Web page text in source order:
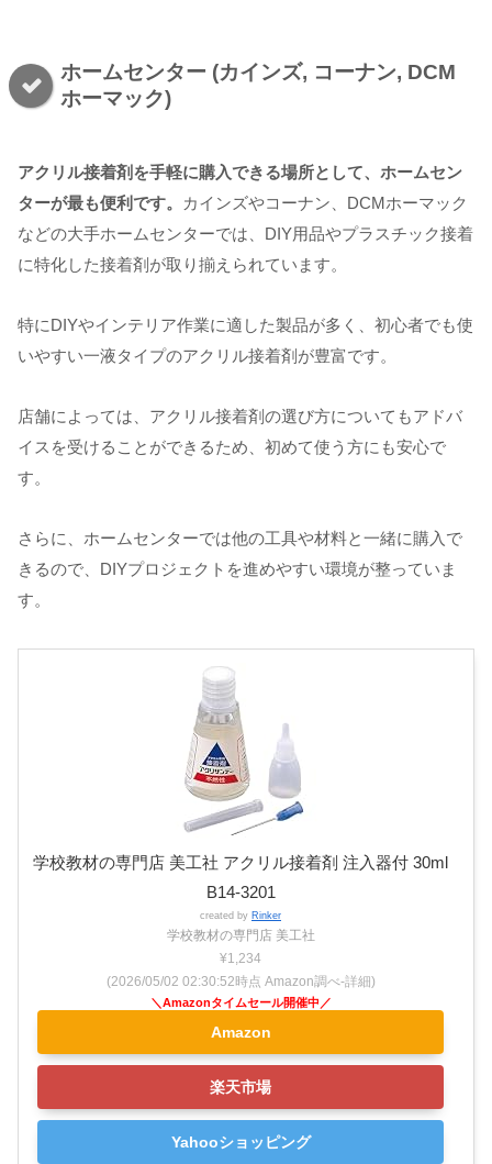
ホームセンター (カインズ, コーナン, DCM
ホーマック)
アクリル接着剤を手軽に購入できる場所として、ホームセン
ターが最も便利です。
カインズやコーナン、DCMホーマック
などの大手ホームセンターでは、DIY用品やプラスチック接着
に特化した接着剤が取り揃えられています。
特にDIYやインテリア作業に適した製品が多く、初心者でも使
いやすい一液タイプのアクリル接着剤が豊富です。
店舗によっては、アクリル接着剤の選び方についてもアドバ
イスを受けることができるため、初めて使う方にも安心で
す。
さらに、ホームセンターでは他の工具や材料と一緒に購入で
きるので、DIYプロジェクトを進めやすい環境が整っていま
す。
学校教材の専門店 美工社 アクリル接着剤 注入器付 30ml
B14-3201
created by Rinker
学校教材の専門店 美工社
¥1,234
(2026/05/02 02:30:52時点 Amazon調べ-詳細)
Amazon
楽天市場
Yahooショッピング